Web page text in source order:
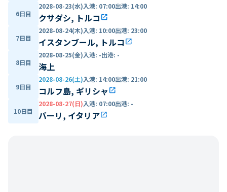
6日目
2028-08-23(水)入港: 07:00出港: 14:00
クサダシ, トルコ open_in_new
7日目
2028-08-24(木)入港: 10:00出港: 23:00
イスタンブール, トルコ open_in_new
8日目
2028-08-25(金)入港: -出港: -
海上
9日目
2028-08-26(土)入港: 14:00出港: 21:00
コルフ島, ギリシャ open_in_new
10日目
2028-08-27(日)入港: 07:00出港: -
バーリ, イタリアopen_in_new